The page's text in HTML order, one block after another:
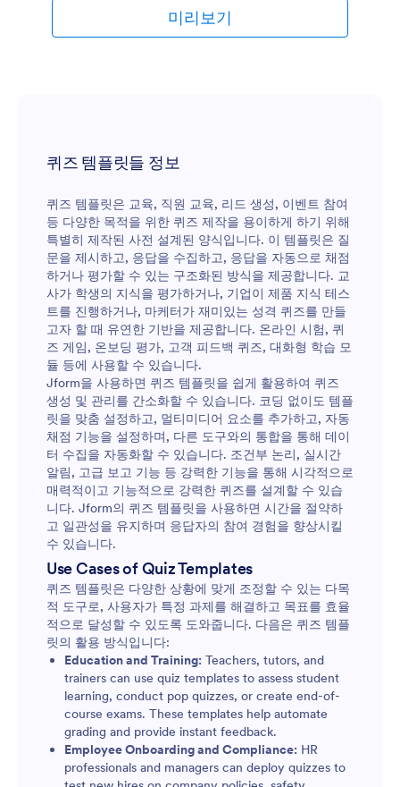
로 전환할 수 있으며 그것들은 다운로드 하거나 출력
하고 학부모들과 공유할 수 있습니다. 귀하는 학년에
상의 폼 연동들을 사용하여 귀하가 이미 사용하고 있
는 다른 계정들로 시험 결과들을 바로 전송할 수 있습
인 수학 퀴즈 템플릿으로 학생들의 학습을 돕는데 더
많은 시간을 써보세요!
미리보기
퀴즈 템플릿들 정보
퀴즈 템플릿은 교육, 직원 교육, 리드 생성, 이벤트 참여
등 다양한 목적을 위한 퀴즈 제작을 용이하게 하기 위해
특별히 제작된 사전 설계된 양식입니다. 이 템플릿은 질
문을 제시하고, 응답을 수집하고, 응답을 자동으로 채점
하거나 평가할 수 있는 구조화된 방식을 제공합니다. 교
사가 학생의 지식을 평가하거나, 기업이 제품 지식 테스
트를 진행하거나, 마케터가 재미있는 성격 퀴즈를 만들
고자 할 때 유연한 기반을 제공합니다. 온라인 시험, 퀴
즈 게임, 온보딩 평가, 고객 피드백 퀴즈, 대화형 학습 모
듈 등에 사용할 수 있습니다.
Jform을 사용하면 퀴즈 템플릿을 쉽게 활용하여 퀴즈
생성 및 관리를 간소화할 수 있습니다. 코딩 없이도 템플
릿을 맞춤 설정하고, 멀티미디어 요소를 추가하고, 자동
채점 기능을 설정하며, 다른 도구와의 통합을 통해 데이
터 수집을 자동화할 수 있습니다. 조건부 논리, 실시간
알림, 고급 보고 기능 등 강력한 기능을 통해 시각적으로
매력적이고 기능적으로 강력한 퀴즈를 설계할 수 있습
니다. Jform의 퀴즈 템플릿을 사용하면 시간을 절약하
고 일관성을 유지하며 응답자의 참여 경험을 향상시킬
수 있습니다.
Use Cases of Quiz Templates
퀴즈 템플릿은 다양한 상황에 맞게 조정할 수 있는 다목
적 도구로, 사용자가 특정 과제를 해결하고 목표를 효율
적으로 달성할 수 있도록 도와줍니다. 다음은 퀴즈 템플
릿의 활용 방식입니다:
Education and Training: Teachers, tutors, and
trainers can use quiz templates to assess student
learning, conduct pop quizzes, or create end-of-
course exams. These templates help automate
grading and provide instant feedback.
Employee Onboarding and Compliance: HR
professionals and managers can deploy quizzes to